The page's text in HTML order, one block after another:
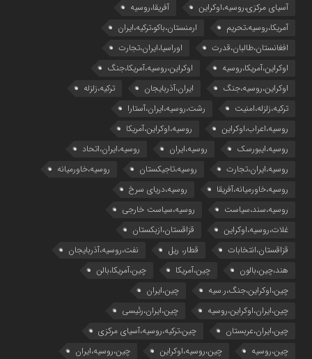
آسیای مرکزی،روسیه،اوکراین
آفریقا،روسیه
آمریکا،روسیه،تحریم
ارمنستان،باکو،ترکیه،ایران
افغانستان،طالبان،قدرت
اوراسیا،ایران،تجارت
اوکراین،آمریکا،روسیه
اوکراین،روسیه،آمریکا،جنگ
اوکراین،روسیه،جنگ
ایران،آذربایجان
ترکیه،زلزله
ترکیه،زلزله،امنیت
رشت،روسیه،ایران،آستارا
روسیه،اعراب،اوکراین
روسیه،اوکراین،آمریکا
روسیه،ایبورسک
روسیه،ایران
روسیه،ایران،اتحاد
روسیه،ایران،تجارت
روسیه،تاجیکستان
روسیه،خاورمیانه
روسیه،خاورمیانه،آفریقا
روسیه،دریای سرخ
روسیه،سند،سیاست
روسیه،سیاست خارجی
غلات،روسیه،اوکراین
قزاقستان،ازبکستان
قزاقستان،انتخابات
قطار، ریل
نفت،روسیه،آذربایجان
هند،چین،بالون
چین،آمریکا
چین،آمریکا،بالن
چین،اوکراین،جنگ،ر.سیه
چین،ایران
چین،ایران،اوکراین،روسیه
چین،ایران،رئیسی
چین،ایران،عربستان
چین،ترکیه،روسیه،آسیای مرکزی
چین،روسیه
چین،روسیه،اوکراین چین،روسیه،ایران